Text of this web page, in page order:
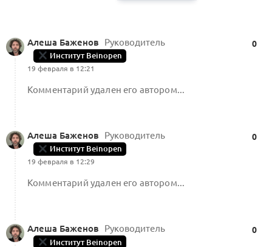
Проект:Sale-Market в галерее Астор
(Ростов-на-Дону)
Алеша Баженов Руководитель
Институт Beinopen
19 февраля в 12:21
0
Комментарий удален его автором...
Алеша Баженов Руководитель
Институт Beinopen
19 февраля в 12:29
0
Комментарий удален его автором...
Алеша Баженов Руководитель
Институт Beinopen
0